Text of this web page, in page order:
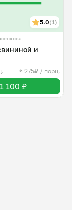
5.0(1)
и
≈ 275₽ / порц.
1 100 ₽